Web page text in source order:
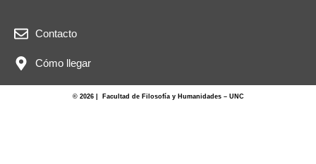
Contacto
Cómo llegar
© 2026 | Facultad de Filosofía y Humanidades – UNC